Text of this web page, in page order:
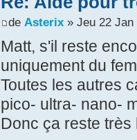
de Asterix» Jeu 22 Jan
Matt, s'il reste
uniquement du
Toutes les autres
pico- ultra- nano-
Donc ça reste très